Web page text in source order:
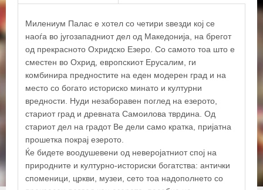
Милениум Палас е хотел со четири ѕвезди кој се
наоѓа во југозападниот дел од Македонија, на брегот
од прекрасното Охридско Езеро. Со самото тоа што е
сместен во Охрид, европскиот Ерусалим, ги
комбинира предностите на еден модерен град и на
место со богато историско минато и културни
вредности. Нуди незаборавен поглед на езерото,
стариот град и древната Самоилова тврдина. Од
стариот дел на градот Ве дели само кратка, пријатна
прошетка покрај езерото.
Ќе бидете воодушевени од неверојатниот спој на
природните и културно-историски богатства: антички
споменици, цркви, музеи, сето тоа надополнето со
+